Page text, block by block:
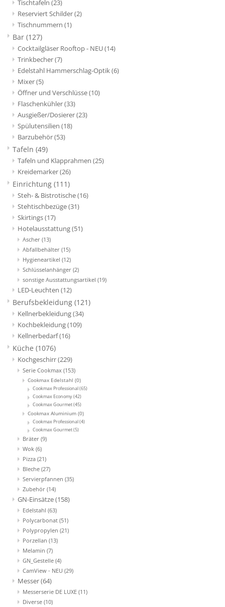
Tischtafeln (23)
Reserviert Schilder(2)
Tischnummern (1)
Bar (127)
Cocktailgläser Rooftop - NEU(14)
Trinkbecher(7)
Edelstahl Hammerschlag-Optik(6)
Mixer(5)
Öffner und Verschlüsse(10)
Flaschenkühler(33)
Ausgießer/Dosierer(23)
Spülutensilien (18)
Barzubehör(53)
Tafeln (49)
Tafeln und Klapprahmen (25)
Kreidemarker(26)
Einrichtung (111)
Steh- & Bistrotische(16)
Stehtischbezüge(31)
Skirtings(17)
Hotelausstattung(51)
Ascher (13)
Abfallbehälter (15)
Hygieneartikel (12)
Schlüsselanhänger (2)
sonstige Ausstattungsartikel (19)
LED-Leuchten (12)
Berufsbekleidung (121)
Kellnerbekleidung(34)
Kochbekleidung(109)
Kellnerbedarf(16)
Küche (1076)
Kochgeschirr(229)
Serie Cookmax (153)
Cookmax Edelstahl (0)
Cookmax Professional(65)
Cookmax Economy(42)
Cookmax Gourmet(45)
Cookmax Aluminium (0)
Cookmax Professional(4)
Cookmax Gourmet(5)
Bräter (9)
Wok (6)
Pizza (21)
Bleche (27)
Servierpfannen (35)
Zubehör (14)
GN-Einsätze(158)
Edelstahl (63)
Polycarbonat (51)
Polypropylen (21)
Porzellan (13)
Melamin (7)
GN_Gestelle (4)
CamView - NEU (29)
Messer(64)
Messerserie DE LUXE (11)
Diverse (10)